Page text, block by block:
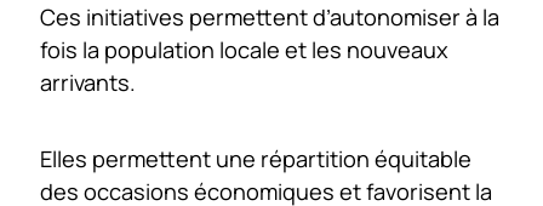
Ces initiatives permettent d’autonomiser à la
fois la population locale et les nouveaux
arrivants.
Elles permettent une répartition équitable
des occasions économiques et favorisent la